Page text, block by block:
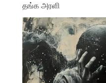
தங்க அரளி